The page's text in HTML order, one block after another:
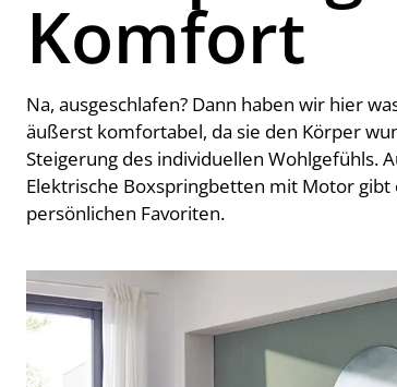
Komfort
Na, ausgeschlafen? Dann haben wir hier
äußerst komfortabel, da sie den Körper
Steigerung des individuellen Wohlgefühls.
Elektrische Boxspringbetten mit Motor gibt
persönlichen Favoriten.